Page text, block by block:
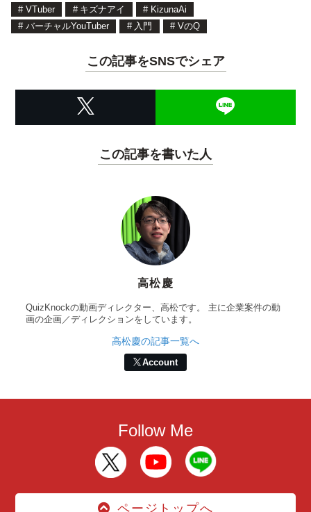
# VTuber # キズナアイ # KizunaAi
# バーチャルYouTuber # 入門 # VのQ
この記事をSNSでシェア
この記事を書いた人
高松慶
QuizKnockの動画ディレクター、高松です。 主に企業案件の動
画の企画／ディレクションをしています。
高松慶の記事一覧へ
Account
Follow Me
ページトップへ